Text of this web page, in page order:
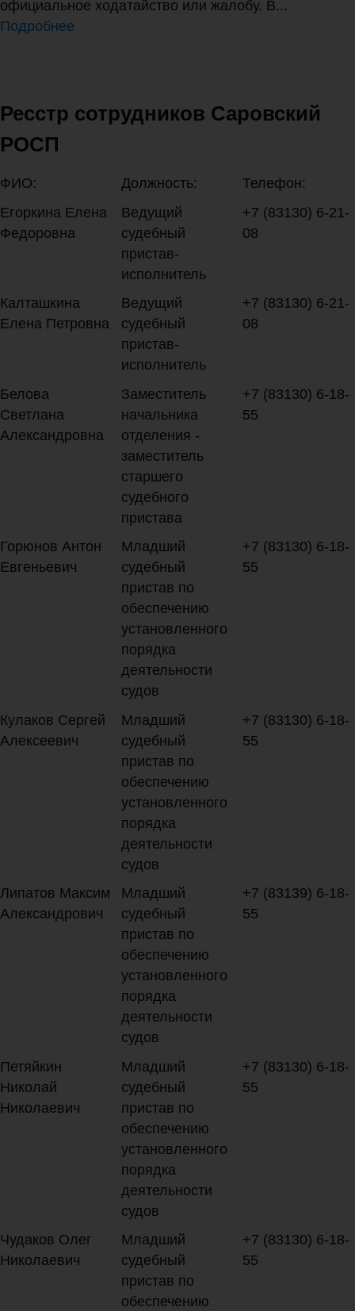
официальное ходатайство или жалобу. В...
Подробнее
Ресстр сотрудников Саровский
РОСП
ФИО: Должность:
Телефон:
Егоркина Елена
Федоровна
Ведущий
судебный
пристав-
исполнитель
+7 (83130) 6-21-
08
Калташкина
Елена Петровна
Ведущий
судебный
пристав-
исполнитель
+7 (83130) 6-21-
08
Белова
Светлана
Александровна
Заместитель
начальника
отделения -
заместитель
старшего
судебного
пристава
+7 (83130) 6-18-
55
Горюнов Антон
Евгеньевич
Младший
судебный
пристав по
обеспечению
установленного
порядка
деятельности
судов
+7 (83130) 6-18-
55
Кулаков Сергей
Алексеевич
Младший
судебный
пристав по
обеспечению
установленного
порядка
деятельности
судов
+7 (83130) 6-18-
55
Липатов Максим
Александрович
Младший
судебный
пристав по
обеспечению
установленного
порядка
деятельности
судов
+7 (83139) 6-18-
55
Петяйкин
Николай
Николаевич
Младший
судебный
пристав по
обеспечению
установленного
порядка
деятельности
судов
+7 (83130) 6-18-
55
Чудаков Олег
Николаевич
Младший
судебный
пристав по
обеспечению
+7 (83130) 6-18-
55